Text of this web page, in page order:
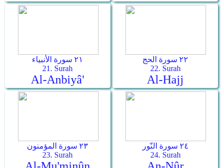
٢١ سورة الأنبياء
21. Surah
Al-Anbiyâ'
٢٢ سورة الحج
22. Surah
Al-Hajj
٢٣ سورة المؤمنون
23. Surah
٢٤ سورة النّور
24. Surah